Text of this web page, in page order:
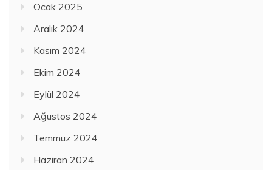
Ocak 2025
Aralık 2024
Kasım 2024
Ekim 2024
Eylül 2024
Ağustos 2024
Temmuz 2024
Haziran 2024